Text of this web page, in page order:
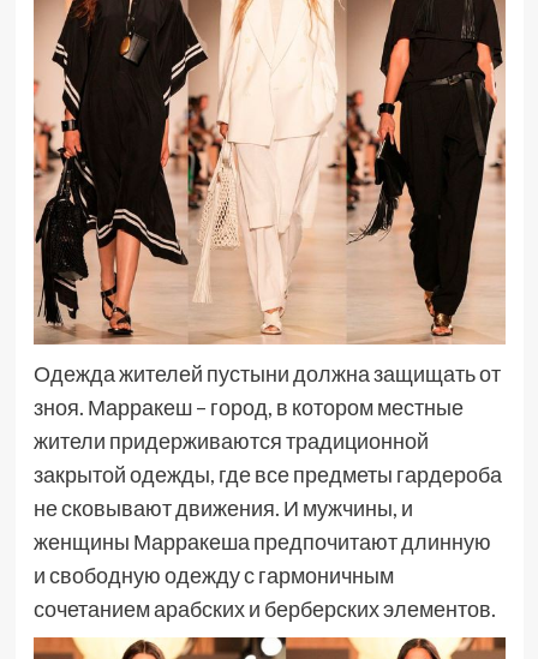
Одежда жителей пустыни должна защищать от
зноя. Марракеш – город, в котором местные
жители придерживаются традиционной
закрытой одежды, где все предметы гардероба
не сковывают движения. И мужчины, и
женщины Марракеша предпочитают длинную
и свободную одежду с гармоничным
сочетанием арабских и берберских элементов.